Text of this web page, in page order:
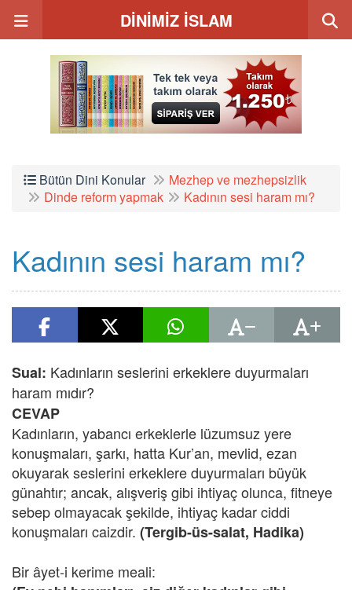
DİNİMİZ İSLAM
Bütün Dini Konular
Mezhep ve mezhepsizlik
Dinde reform yapmak
Kadının sesi haram mı?
Kadının sesi haram mı?
Sual: Kadınların seslerini erkeklere duyurmaları
haram mıdır?
CEVAP
Kadınların, yabancı erkeklerle lüzumsuz yere
konuşmaları, şarkı, hatta Kur’an, mevlid, ezan
okuyarak seslerini erkeklere duyurmaları büyük
günahtır; ancak, alışveriş gibi ihtiyaç olunca, fitneye
sebep olmayacak şekilde, ihtiyaç kadar ciddi
konuşmaları caizdir. (Tergib-üs-salat, Hadika)
Bir âyet-i kerime meali: